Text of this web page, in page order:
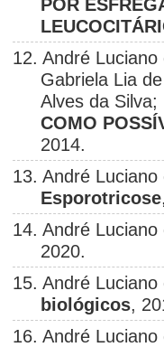
POR
12. André
Gabriela Lia
Alves da
COMO
2014.
13. André
Esporotricose
14. André
2020.
15. André
biológicos,
16. André